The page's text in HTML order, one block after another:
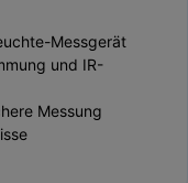
Messgerät
und IR-
Messung